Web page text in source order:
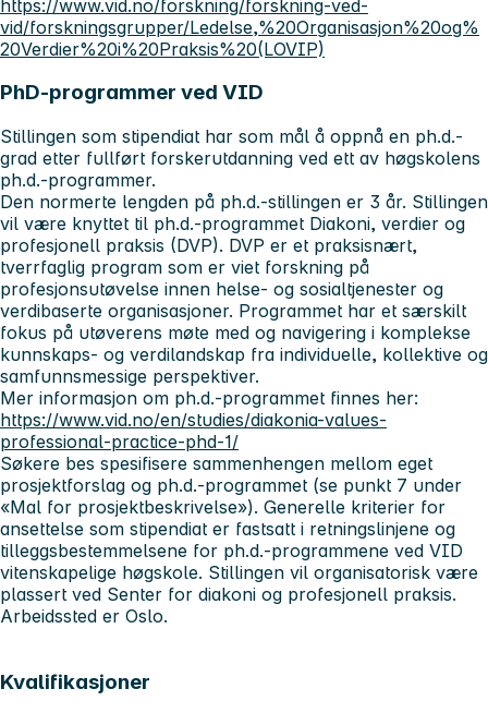
https://www.vid.no/forskning/forskning-ved-
vid/forskningsgrupper/Ledelse,%20Organisasjon%20og%
20Verdier%20i%20Praksis%20(LOVIP)
PhD-programmer ved VID
Stillingen som stipendiat har som mål å oppnå en ph.d.-
grad etter fullført forskerutdanning ved ett av høgskolens
ph.d.-programmer.
Den normerte lengden på ph.d.-stillingen er 3 år. Stillingen
vil være knyttet til ph.d.-programmet Diakoni, verdier og
profesjonell praksis (DVP). DVP er et praksisnært,
tverrfaglig program som er viet forskning på
profesjonsutøvelse innen helse- og sosialtjenester og
verdibaserte organisasjoner. Programmet har et særskilt
fokus på utøverens møte med og navigering i komplekse
kunnskaps- og verdilandskap fra individuelle, kollektive og
samfunnsmessige perspektiver.
Mer informasjon om ph.d.-programmet finnes her:
https://www.vid.no/en/studies/diakonia-values-
professional-practice-phd-1/
Søkere bes spesifisere sammenhengen mellom eget
prosjektforslag og ph.d.-programmet (se punkt 7 under
«Mal for prosjektbeskrivelse»). Generelle kriterier for
ansettelse som stipendiat er fastsatt i retningslinjene og
tilleggsbestemmelsene for ph.d.-programmene ved VID
vitenskapelige høgskole. Stillingen vil organisatorisk være
plassert ved Senter for diakoni og profesjonell praksis.
Arbeidssted er Oslo.
Kvalifikasjoner